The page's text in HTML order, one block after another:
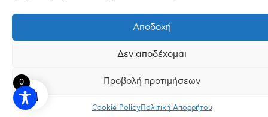
Αποδοχή
Δεν αποδέχομαι
Προβολή προτιμήσεων
Cookie PolicyΠολιτική Απορρήτου
0